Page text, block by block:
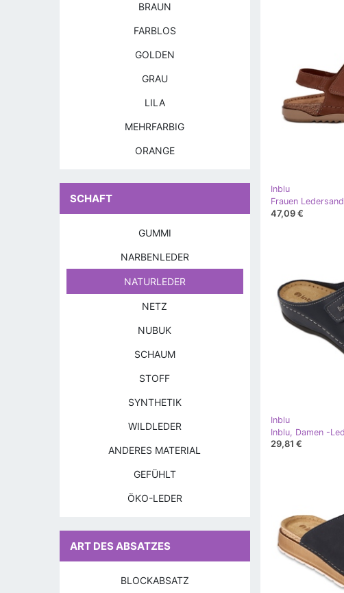
Inblu
47,09 €
Inblu
29,81 €
BRAUN
FARBLOS
GOLDEN
GRAU
LILA
MEHRFARBIG
ORANGE
SCHAFT
GUMMI
NARBENLEDER
NATURLEDER
NETZ
NUBUK
SCHAUM
STOFF
SYNTHETIK
WILDLEDER
ANDERES MATERIAL
GEFÜHLT
ÖKO-LEDER
ART DES ABSATZES
BLOCKABSATZ